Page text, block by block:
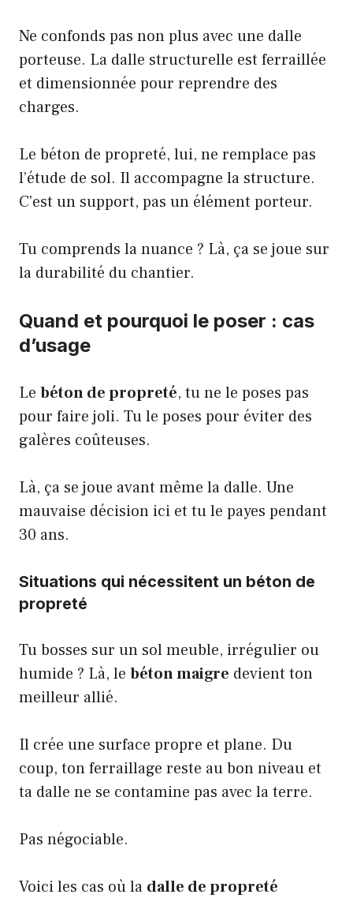
Ne confonds pas non plus avec une dalle
porteuse. La dalle structurelle est ferraillée
et dimensionnée pour reprendre des
charges.
Le béton de propreté, lui, ne remplace pas
l’étude de sol. Il accompagne la structure.
C’est un support, pas un élément porteur.
Tu comprends la nuance ? Là, ça se joue sur
la durabilité du chantier.
Quand et pourquoi le poser : cas
d’usage
Le béton de propreté, tu ne le poses pas
pour faire joli. Tu le poses pour éviter des
galères coûteuses.
Là, ça se joue avant même la dalle. Une
mauvaise décision ici et tu le payes pendant
30 ans.
Situations qui nécessitent un béton de
propreté
Tu bosses sur un sol meuble, irrégulier ou
humide ? Là, le béton maigre devient ton
meilleur allié.
Il crée une surface propre et plane. Du
coup, ton ferraillage reste au bon niveau et
ta dalle ne se contamine pas avec la terre.
Pas négociable.
Voici les cas où la dalle de propreté